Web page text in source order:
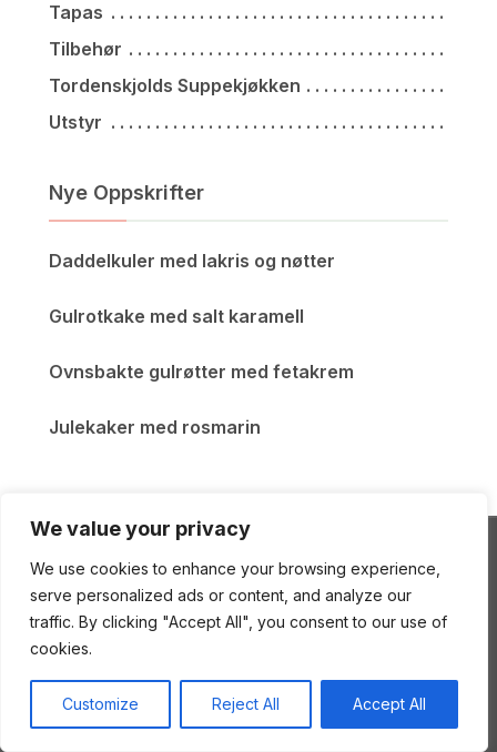
We value your privacy
We use cookies to enhance your browsing experience,
serve personalized ads or content, and analyze our
traffic. By clicking "Accept All", you consent to our use of
cookies.
Customize Reject All Accept All
Tapas
Tilbehør
Tordenskjolds Suppekjøkken
Utstyr
Nye Oppskrifter
Daddelkuler med lakris og nøtter
Gulrotkake med salt karamell
Ovnsbakte gulrøtter med fetakrem
Julekaker med rosmarin
ENEstående Mat
Copyright © 2026 ENEstående Mat —Gourmand
ThemebyWPZOOM